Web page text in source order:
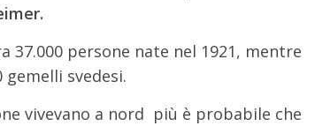
persone nate nel 1921, mentre
svedesi.
vivevano a nord più è probabile che